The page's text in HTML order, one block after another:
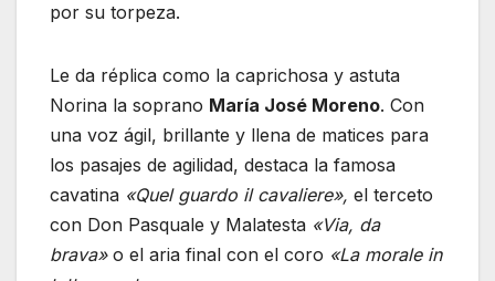
por su torpeza.
Le da réplica como la caprichosa y astuta
Norina la soprano María José Moreno. Con
una voz ágil, brillante y llena de matices para
los pasajes de agilidad, destaca la famosa
cavatina «Quel guardo il cavaliere», el terceto
con Don Pasquale y Malatesta «Via, da
brava»o el aria final con el coro «La morale in